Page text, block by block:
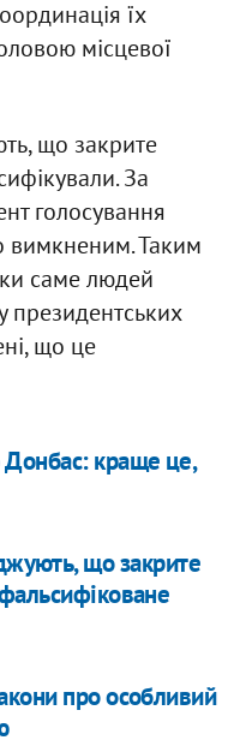
їх
місцевої
що закрите
За
голосування
вимкненим. Таким
саме людей
президентських
що це
краще це,
що закрите
про особливий